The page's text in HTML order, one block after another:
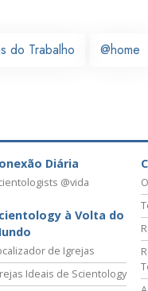
do Trabalho @home
Diária
@vida
à Volta do
de Igrejas
Ideais de Scientology